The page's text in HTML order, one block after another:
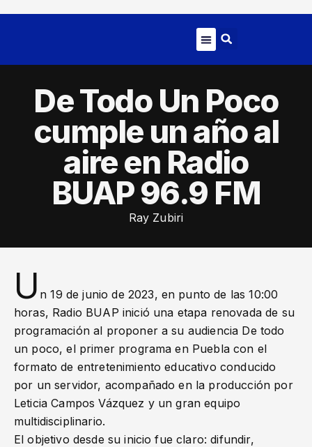
De Todo Un Poco
cumple un año al
aire en Radio
BUAP 96.9 FM
Ray Zubiri
U n 19 de junio de 2023, en punto de las 10:00
horas, Radio BUAP inició una etapa renovada de su
programación al proponer a su audiencia De todo
un poco, el primer programa en Puebla con el
formato de entretenimiento educativo conducido
por un servidor, acompañado en la producción por
Leticia Campos Vázquez y un gran equipo
multidisciplinario.
El objetivo desde su inicio fue claro: difundir,